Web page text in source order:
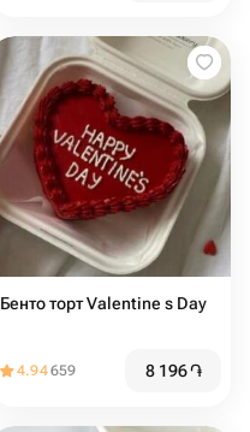
Бенто торт Valentine s Day
4.94659 8 196֏